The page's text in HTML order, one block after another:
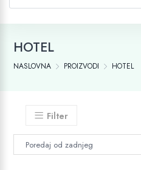
HOTEL
NASLOVNA PROIZVODI HOTEL
Filter